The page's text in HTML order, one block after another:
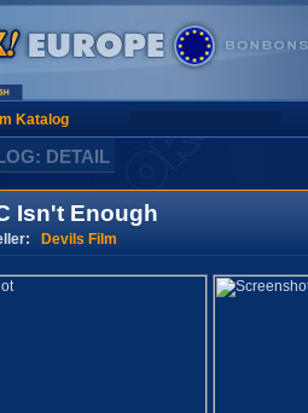
Katalog
DETAIL
Isn't Enough
Devils Film